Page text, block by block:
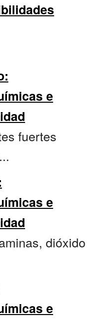
e
fuertes
e
dióxido
e